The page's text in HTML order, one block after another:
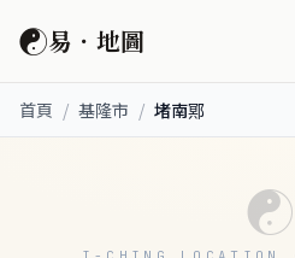
☯易．地圖
首頁 / 基隆市 / 堵南鄍
☯